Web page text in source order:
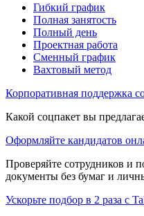
Гибкий график
Полная занятость
Полный день
Проектная работа
Сменный график
Вахтовый метод
Корпоративная поддержка
Какой соцпакет вы
Оформляйте кандидатов
Проверяйте сотрудников и
документы без бумаг и
Ускорьте подбор в 2 раза с